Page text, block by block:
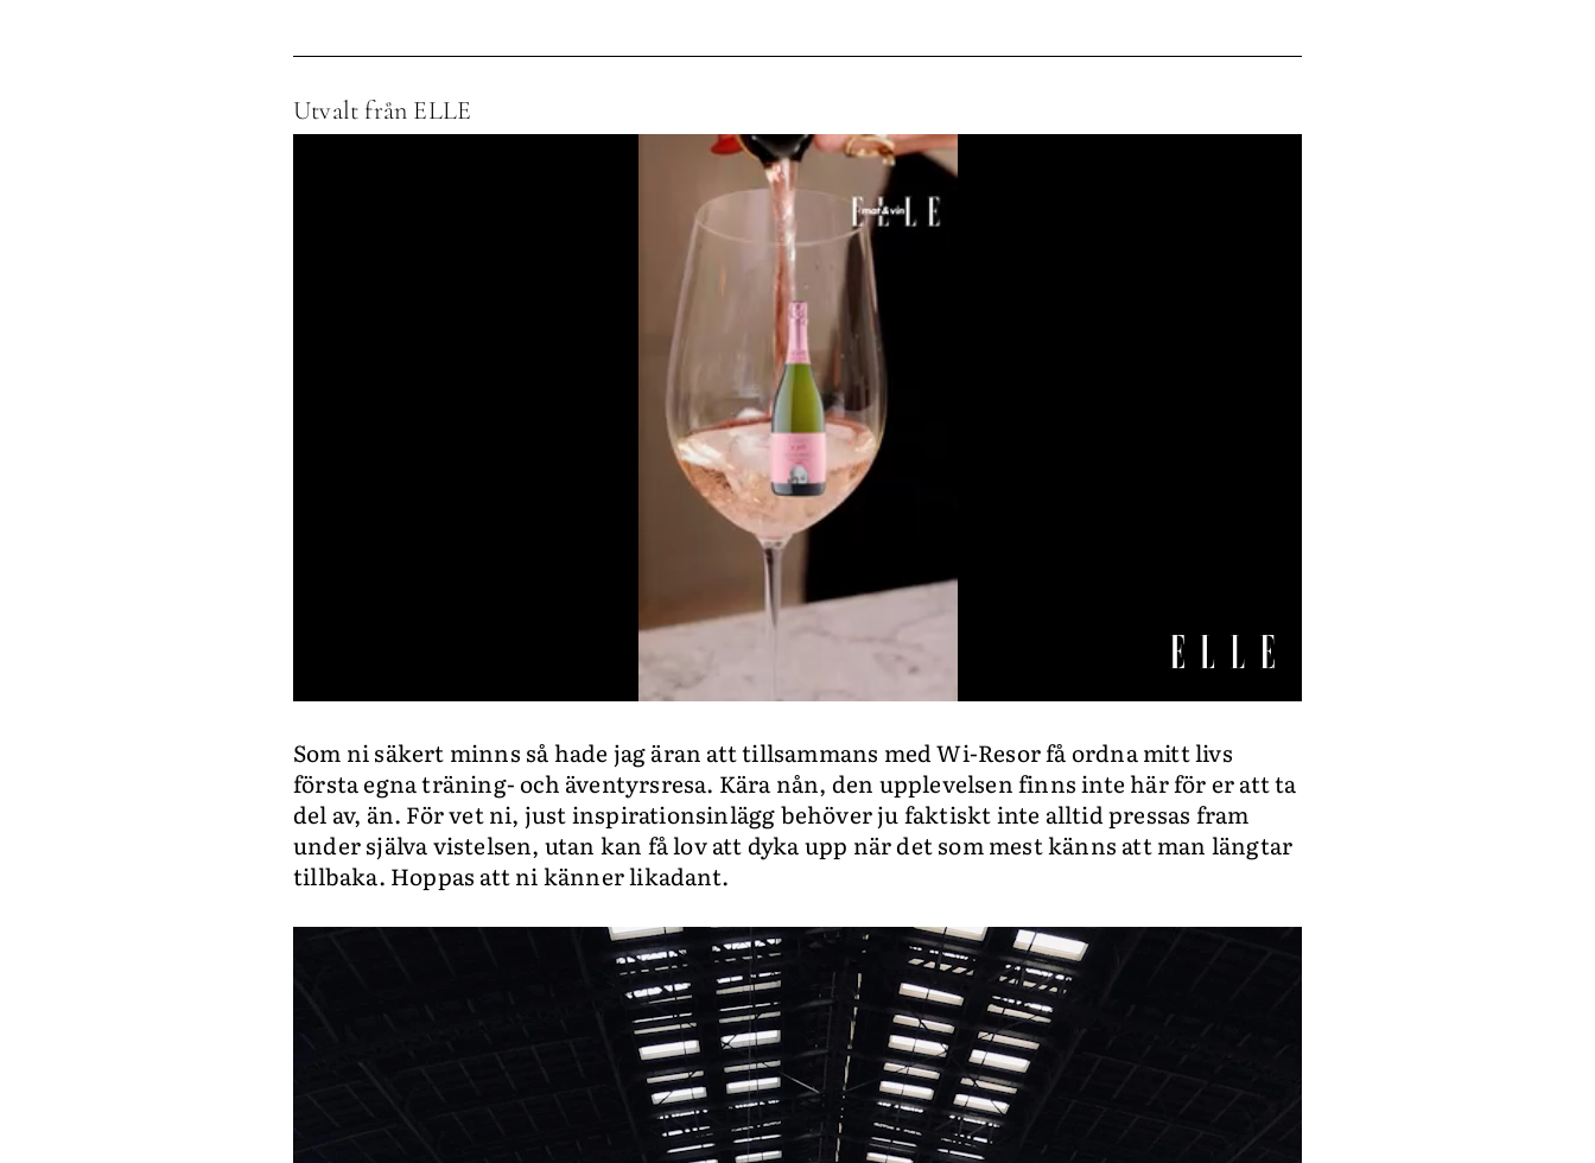
Utvalt från ELLE
of
19
seconds Volume
0%
Som ni säkert minns så hade jag äran att tillsammans med Wi-Resor få ordna mitt livs
första egna träning- och äventyrsresa. Kära nån, den upplevelsen finns inte här för er att ta
del av, än. För vet ni, just inspirationsinlägg behöver ju faktiskt inte alltid pressas fram
under själva vistelsen, utan kan få lov att dyka upp när det som mest känns att man längtar
tillbaka. Hoppas att ni känner likadant.